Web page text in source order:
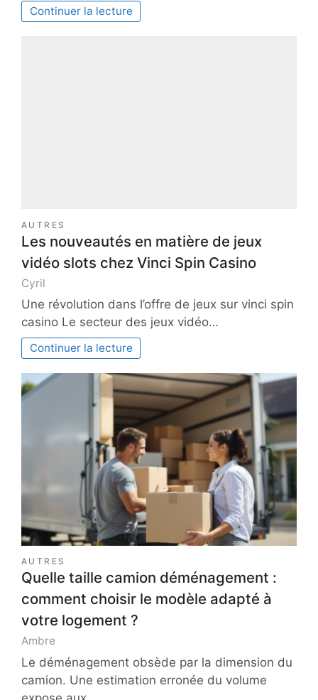
Continuer la lecture
AUTRES
Les nouveautés en matière de jeux
vidéo slots chez Vinci Spin Casino
Cyril
Une révolution dans l’offre de jeux sur vinci spin
casino Le secteur des jeux vidéo…
Continuer la lecture
AUTRES
Quelle taille camion déménagement :
comment choisir le modèle adapté à
votre logement ?
Ambre
Le déménagement obsède par la dimension du
camion. Une estimation erronée du volume